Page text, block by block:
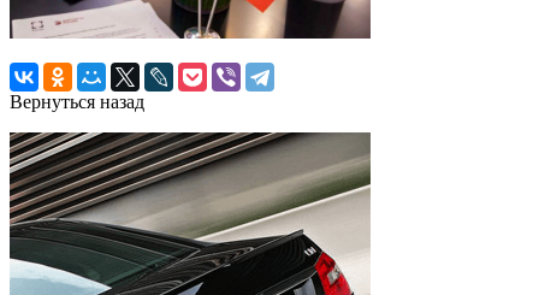
Вернуться назад